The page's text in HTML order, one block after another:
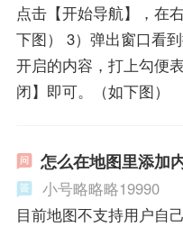
点击【开始导航】，在
下图） 3）弹出窗口看
开启的内容，打上勾便
闭】即可。（如下图）
怎么在地图里添加
小号略略略19990
目前地图不支持用户自